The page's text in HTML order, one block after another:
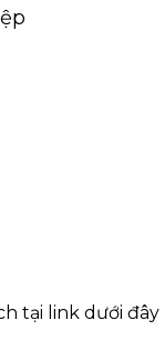
tại link dưới đây